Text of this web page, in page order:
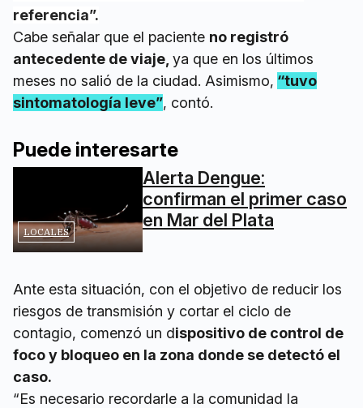
referencia”.
Cabe señalar que el paciente no registró
antecedente de viaje, ya que en los últimos
meses no salió de la ciudad. Asimismo, “tuvo
sintomatología leve”, contó.
Puede interesarte
LOCALES
Alerta Dengue:
confirman el primer caso
en Mar del Plata
Ante esta situación, con el objetivo de reducir los
riesgos de transmisión y cortar el ciclo de
contagio, comenzó un dispositivo de control de
foco y bloqueo en la zona donde se detectó el
caso.
“Es necesario recordarle a la comunidad la